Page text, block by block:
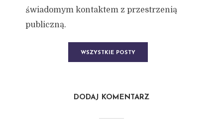
świadomym kontaktem z przestrzenią
publiczną.
WSZYSTKIE POSTY
DODAJ KOMENTARZ